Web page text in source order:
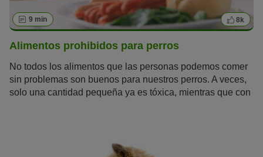
9 min 8k
Alimentos prohibidos para perros
No todos los alimentos que las personas podemos comer
sin problemas son buenos para nuestros perros. A veces,
solo una cantidad pequeña ya es tóxica, mientras que con